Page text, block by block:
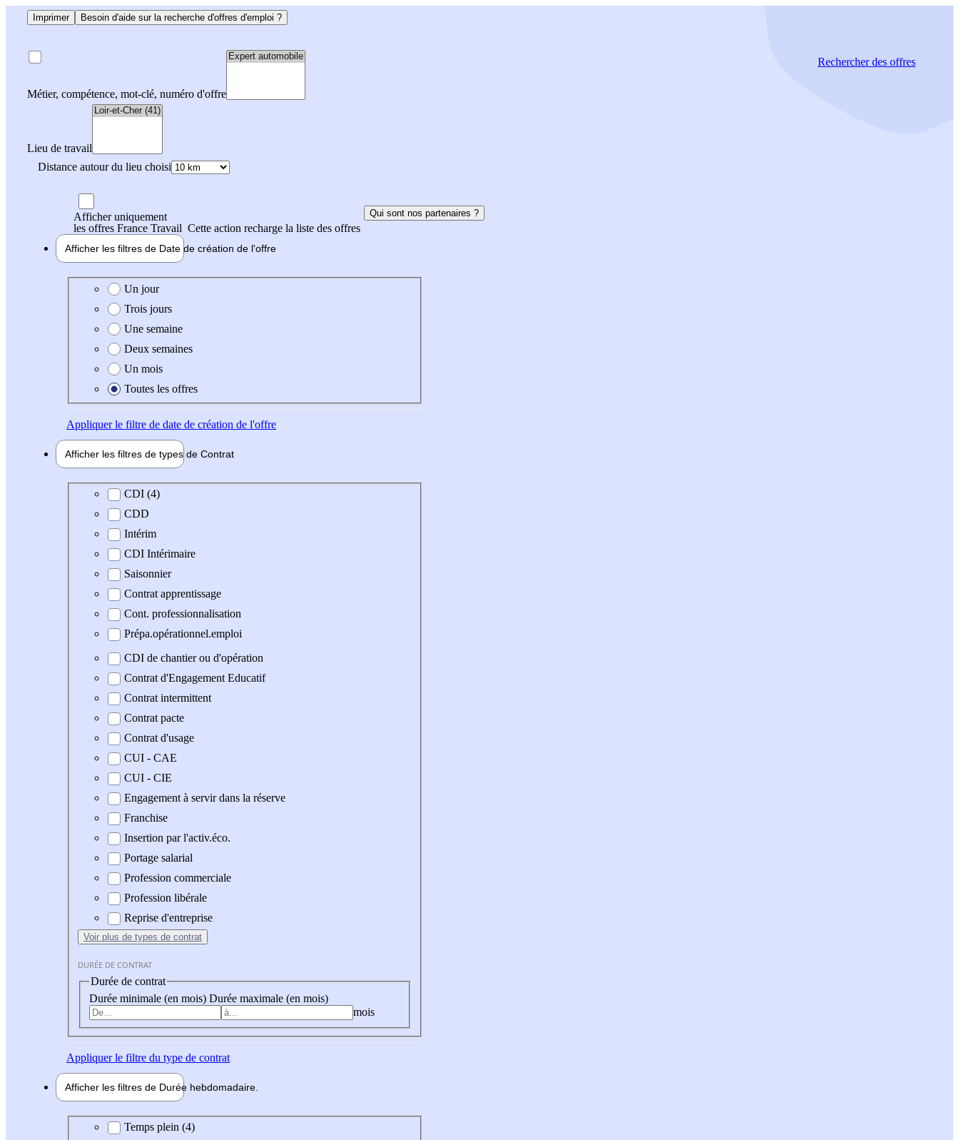
Imprimer Besoin d'aide sur la recherche d'offres d'emploi ?
Métier, compétence, mot-clé, numéro d'offre
Lieu de travail
Distance autour du lieu choisi
Rechercherdes offres
Afficher uniquement
les offres France Travail Cette action recharge la liste des offres
Qui sont nos partenaires ?
Afficher les filtres de Date de création de l'offre
Date de création de l'offre
Un jour
Trois jours
Une semaine
Deux semaines
Un mois
Toutes les offres
Appliquerle filtre de date de création de l'offre
Afficher les filtres de types de Contrat
Type de contrat
CDI (4)
CDD
Intérim
CDI Intérimaire
Saisonnier
Contrat apprentissage
Cont. professionnalisation
Prépa.opérationnel.emploi
CDI de chantier ou d'opération
Contrat d'Engagement Educatif
Contrat intermittent
Contrat pacte
Contrat d'usage
CUI - CAE
CUI - CIE
Engagement à servir dans la réserve
Franchise
Insertion par l'activ.éco.
Portage salarial
Profession commerciale
Profession libérale
Reprise d'entreprise
Voir plus de types de contrat
DURÉE DE CONTRAT
Durée de contrat
Durée minimale (en mois) Durée maximale (en mois)
mois
Appliquerle filtre du type de contrat
Afficher les filtres de Durée hebdomadaire
Durée hebdomadaire
Temps plein (4)